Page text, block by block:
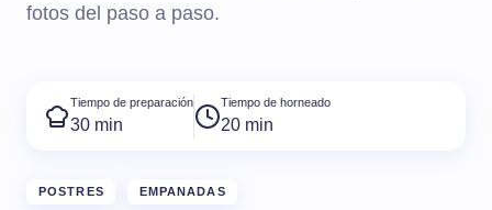
fotos del paso a paso.
Tiempo de preparación
30 min
Tiempo de horneado
20 min
POSTRES EMPANADAS